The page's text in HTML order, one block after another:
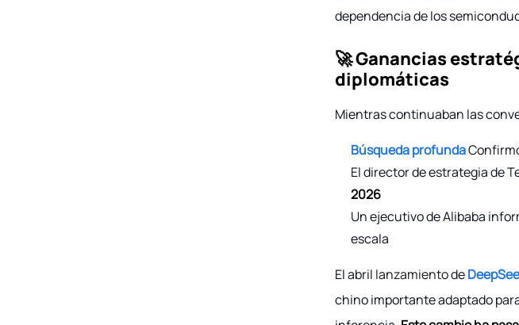
dependencia de los
🚀 Ganancias
diplomáticas
Mientras continuaban las
Búsqueda profunda
El director de estrategia de
2026
Un ejecutivo de Alibaba
escala
El abril lanzamientode
chino importante adaptado